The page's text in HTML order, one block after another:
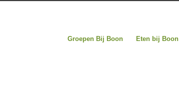
Groepen Bij Boon Eten bij Boon